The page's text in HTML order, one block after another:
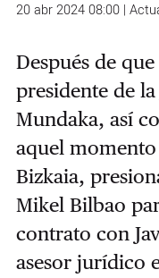
20 abr 2024 08:00 |
Después de que
presidente de
Mundaka, así
aquel
Bizkaia,
Mikel Bilbao
contrato con
asesor jurídico